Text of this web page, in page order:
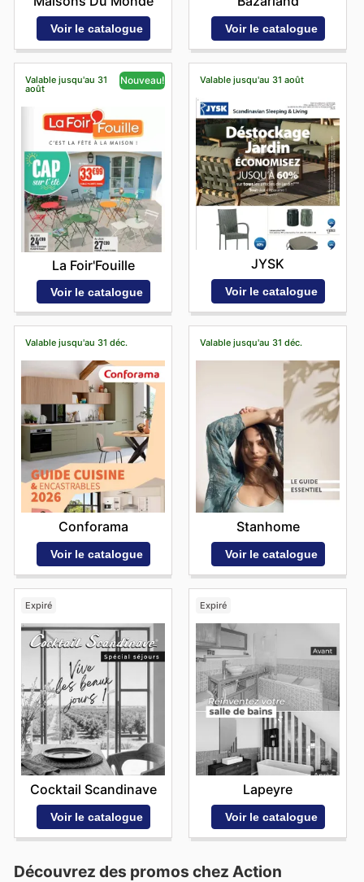
Voir le catalogue Voir le catalogue
Valable jusqu'au 31
août
Nouveau!
La Foir'Fouille
Voir le catalogue
Valable jusqu'au 31 août
JYSK
Voir le catalogue
Valable jusqu'au 31 déc.
Conforama
Voir le catalogue
Valable jusqu'au 31 déc.
Stanhome
Voir le catalogue
Expiré
Cocktail Scandinave
Voir le catalogue
Expiré
Lapeyre
Voir le catalogue
Découvrez des promos chez Action